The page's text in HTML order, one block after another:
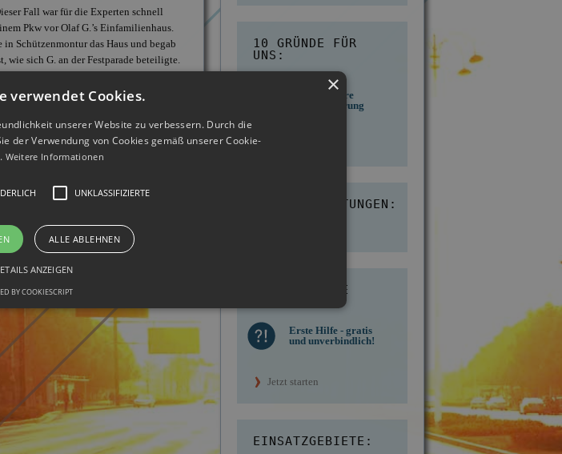
Fall war für die Experten schnell
Pkw vor Olaf G.’s Einfamilienhaus.
Schützenmontur das Haus und begab
sich G. an der Festparade beteiligte.
Mitarbeiter daraufhin die
10 GRÜNDE FÜR
UNS:
Offizielles Mitglied des
BDD, Anschluss an IKD
Über 30 Jahre
Praxiserfahrung
KUNDENBEWERTUNGEN:
ONLINE HILFE
Erste Hilfe - gratis
und unverbindlich!
Jetzt starten
EINSATZGEBIETE:
×
verwendet Cookies.
unserer Website zu verbessern. Durch die
der Verwendung von Cookies gemäß unserer Cookie-
Weitere Informationen
UNKLASSIFIZIERTE
ALLE ABLEHNEN
ANZEIGEN
BY COOKIESCRIPT